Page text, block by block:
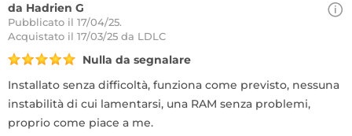
da Hadrien G
Pubblicato il 17/04/25.
Acquistato il 17/03/25 da LDLC
Nulla da segnalare
Installato senza difficoltà, funziona come previsto, nessuna
instabilità di cui lamentarsi, una RAM senza problemi,
proprio come piace a me.